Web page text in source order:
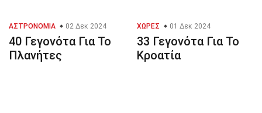
ΑΣΤΡΟΝΟΜΊΑ 02 Δεκ 2024
40 Γεγονότα Για Το
Πλανήτες
ΧΏΡΕΣ 01 Δεκ 2024
33 Γεγονότα Για Το
Κροατία